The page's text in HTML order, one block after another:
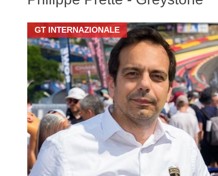
GT INTERNAZIONALE